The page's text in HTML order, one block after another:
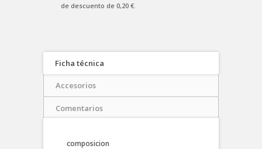
de descuento de 0,20 €.
Ficha técnica
Accesorios
Comentarios
composicion